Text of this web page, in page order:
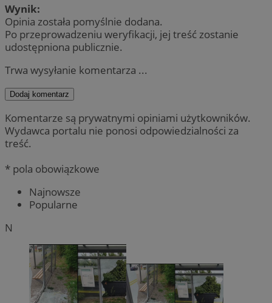
Wynik:
Opinia została pomyślnie dodana.
Po przeprowadzeniu weryfikacji, jej treść zostanie
udostępniona publicznie.
Trwa wysyłanie komentarza ...
Dodaj komentarz
Komentarze są prywatnymi opiniami użytkowników.
Wydawca portalu nie ponosi odpowiedzialności za
treść.
* pola obowiązkowe
Najnowsze
Popularne
N